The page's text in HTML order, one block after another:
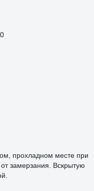
прохладном месте при
замерзания. Вскрытую